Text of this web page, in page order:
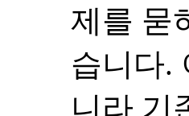
제를 묻
습니다.
니라 기